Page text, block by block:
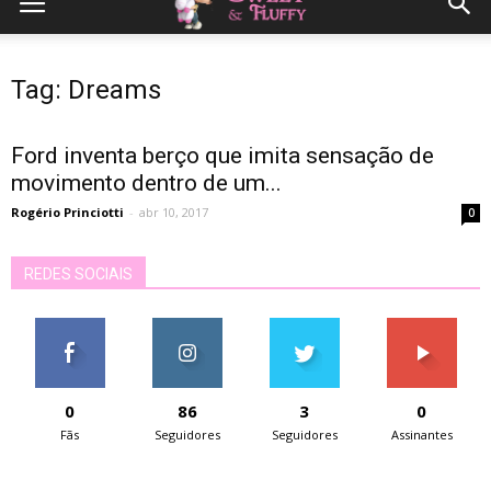
Tag: Dreams
Ford inventa berço que imita sensação de
movimento dentro de um...
Rogério Princiotti - abr 10, 2017 0
REDES SOCIAIS
0
Fãs
86
Seguidores
3
Seguidores
0
Assinantes